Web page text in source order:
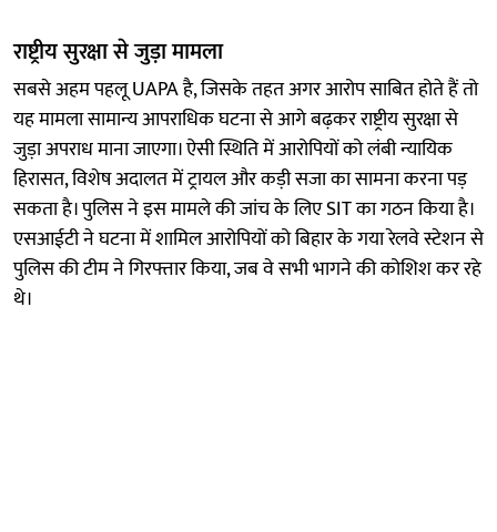
राष्ट्रीय सुरक्षा से जुड़ा मामला
सबसे अहम पहलू UAPA है, जिसके तहत अगर आरोप साबित होते हैं तो
यह मामला सामान्य आपराधिक घटना से आगे बढ़कर राष्ट्रीय सुरक्षा से
जुड़ा अपराध माना जाएगा। ऐसी स्थिति में आरोपियों को लंबी न्यायिक
हिरासत, विशेष अदालत में ट्रायल और कड़ी सजा का सामना करना पड़
सकता है। पुलिस ने इस मामले की जांच के लिए SIT का गठन किया है।
एसआईटी ने घटना में शामिल आरोपियों को बिहार के गया रेलवे स्टेशन से
पुलिस की टीम ने गिरफ्तार किया, जब वे सभी भागने की कोशिश कर रहे
थे।